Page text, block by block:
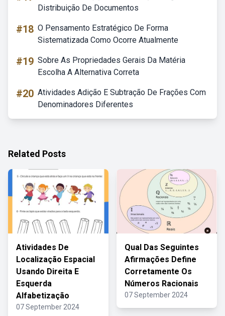
Distribuição De Documentos
#18 O Pensamento Estratégico De Forma
Sistematizada Como Ocorre Atualmente
#19 Sobre As Propriedades Gerais Da Matéria
Escolha A Alternativa Correta
#20 Atividades Adição E Subtração De Frações Com
Denominadores Diferentes
Related Posts
Atividades De
Localização Espacial
Usando Direita E
Esquerda
Alfabetização
07 September 2024
Qual Das Seguintes
Afirmações Define
Corretamente Os
Números Racionais
07 September 2024